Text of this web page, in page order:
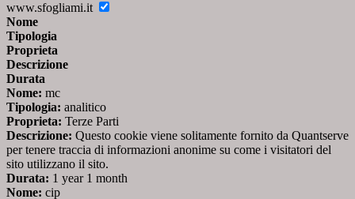
www.sfogliami.it
Nome
Tipologia
Proprieta
Descrizione
Durata
Nome: mc
Tipologia: analitico
Proprieta: Terze Parti
Descrizione: Questo cookie viene solitamente fornito da Quantserve
per tenere traccia di informazioni anonime su come i visitatori del
sito utilizzano il sito.
Durata: 1 year 1 month
Nome: cip